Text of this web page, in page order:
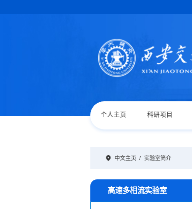
个人主页 科研项目
中文主页 / 实验室简介
高速多相流实验室